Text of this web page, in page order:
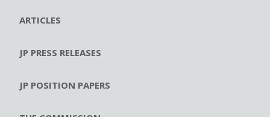
ARTICLES
JP PRESS RELEASES
JP POSITION PAPERS